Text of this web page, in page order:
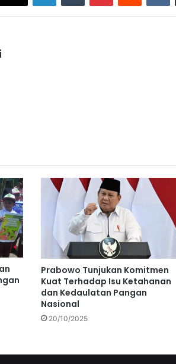
Prabowo Tunjukan Komitmen
Kuat Terhadap Isu Ketahanan
dan Kedaulatan Pangan
Nasional
20/10/2025